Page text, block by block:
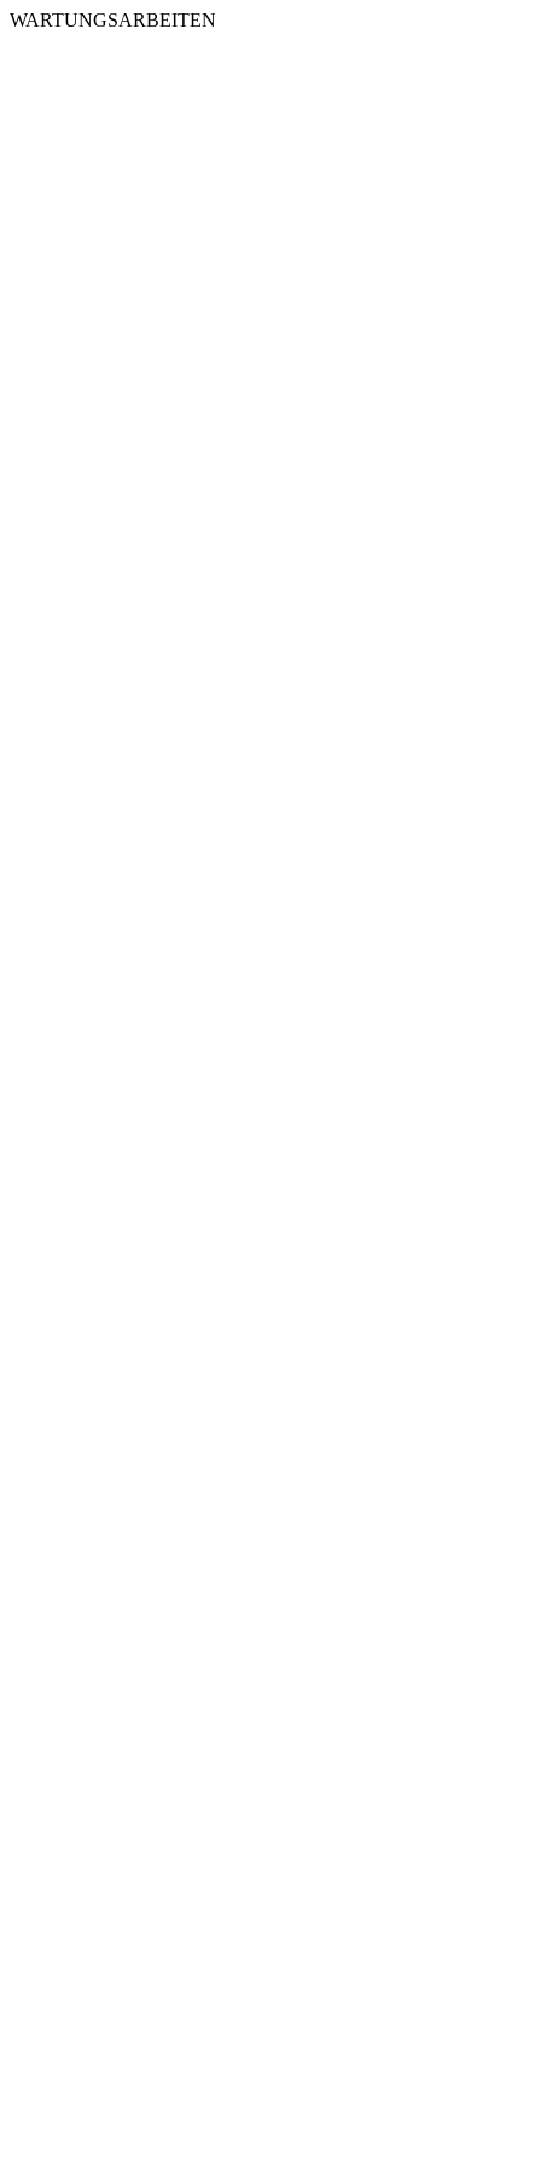
WARTUNGSARBEITEN